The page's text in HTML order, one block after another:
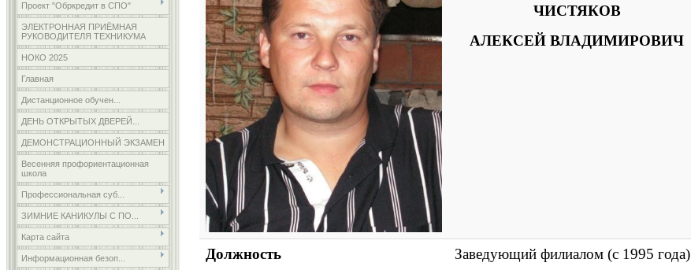
Проект "Обркредит в СПО"
ЭЛЕКТРОННАЯ ПРИЁМНАЯ
РУКОВОДИТЕЛЯ ТЕХНИКУМА
НОКО 2025
Главная
Дистанционное обучен...
ДЕНЬ ОТКРЫТЫХ ДВЕРЕЙ...
ДЕМОНСТРАЦИОННЫЙ ЭКЗАМЕН
Весенняя профориентационная
школа
Профессиональная суб...
ЗИМНИЕ КАНИКУЛЫ С ПО...
Карта сайта
Информационная безоп...
ЧИСТЯКОВ
АЛЕКСЕЙ ВЛАДИМИРОВИЧ
Должность Заведующий филиалом (с 1995 года)